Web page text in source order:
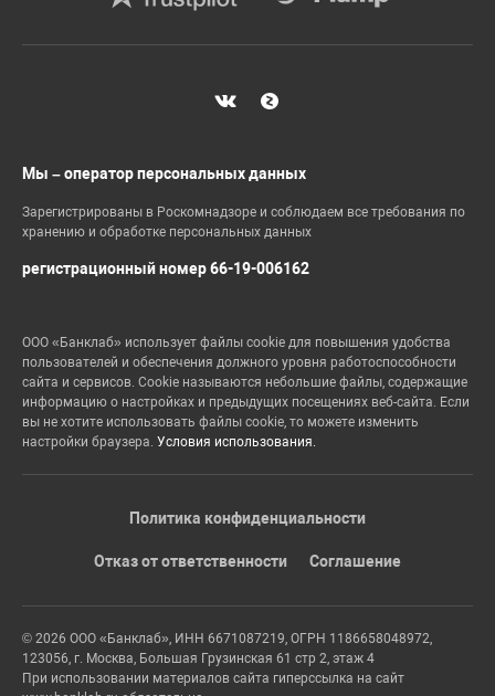
Мы – оператор персональных данных
Зарегистрированы в Роскомнадзоре и соблюдаем все требования по
хранению и обработке персональных данных
регистрационный номер 66-19-006162
ООО «Банклаб» использует файлы cookie для повышения удобства
пользователей и обеспечения должного уровня работоспособности
сайта и сервисов. Cookie называются небольшие файлы, содержащие
информацию о настройках и предыдущих посещениях веб-сайта. Если
вы не хотите использовать файлы cookie, то можете изменить
настройки браузера. Условия использования.
Политика конфиденциальности
Отказ от ответственности Соглашение
© 2026 ООО «Банклаб», ИНН 6671087219, ОГРН 1186658048972,
123056, г. Москва, Большая Грузинская 61 стр 2, этаж 4
При использовании материалов сайта гиперссылка на сайт